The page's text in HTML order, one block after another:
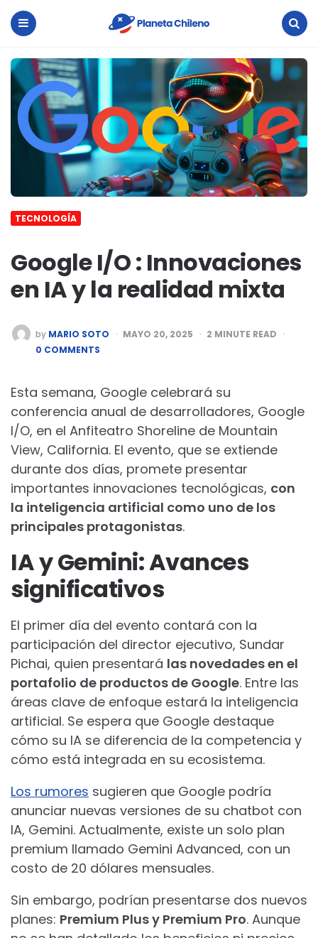
Planeta
Chileno
TECNOLOGÍA
Google I/O : Innovaciones
en IA y la realidad mixta
POSTED
BY
by MARIO SOTO MAYO 20, 2025 2 MINUTE READ
0 COMMENTS
Esta semana, Google celebrará su
conferencia anual de desarrolladores, Google
I/O, en el Anfiteatro Shoreline de Mountain
View, California. El evento, que se extiende
durante dos días, promete presentar
importantes innovaciones tecnológicas, con
la inteligencia artificial como uno de los
principales protagonistas.
IA y Gemini: Avances
significativos
El primer día del evento contará con la
participación del director ejecutivo, Sundar
Pichai, quien presentará las novedades en el
portafolio de productos de Google. Entre las
áreas clave de enfoque estará la inteligencia
artificial. Se espera que Google destaque
cómo su IA se diferencia de la competencia y
cómo está integrada en su ecosistema.
Los rumores sugieren que Google podría
anunciar nuevas versiones de su chatbot con
IA, Gemini. Actualmente, existe un solo plan
premium llamado Gemini Advanced, con un
costo de 20 dólares mensuales.
Sin embargo, podrían presentarse dos nuevos
planes: Premium Plus y Premium Pro. Aunque